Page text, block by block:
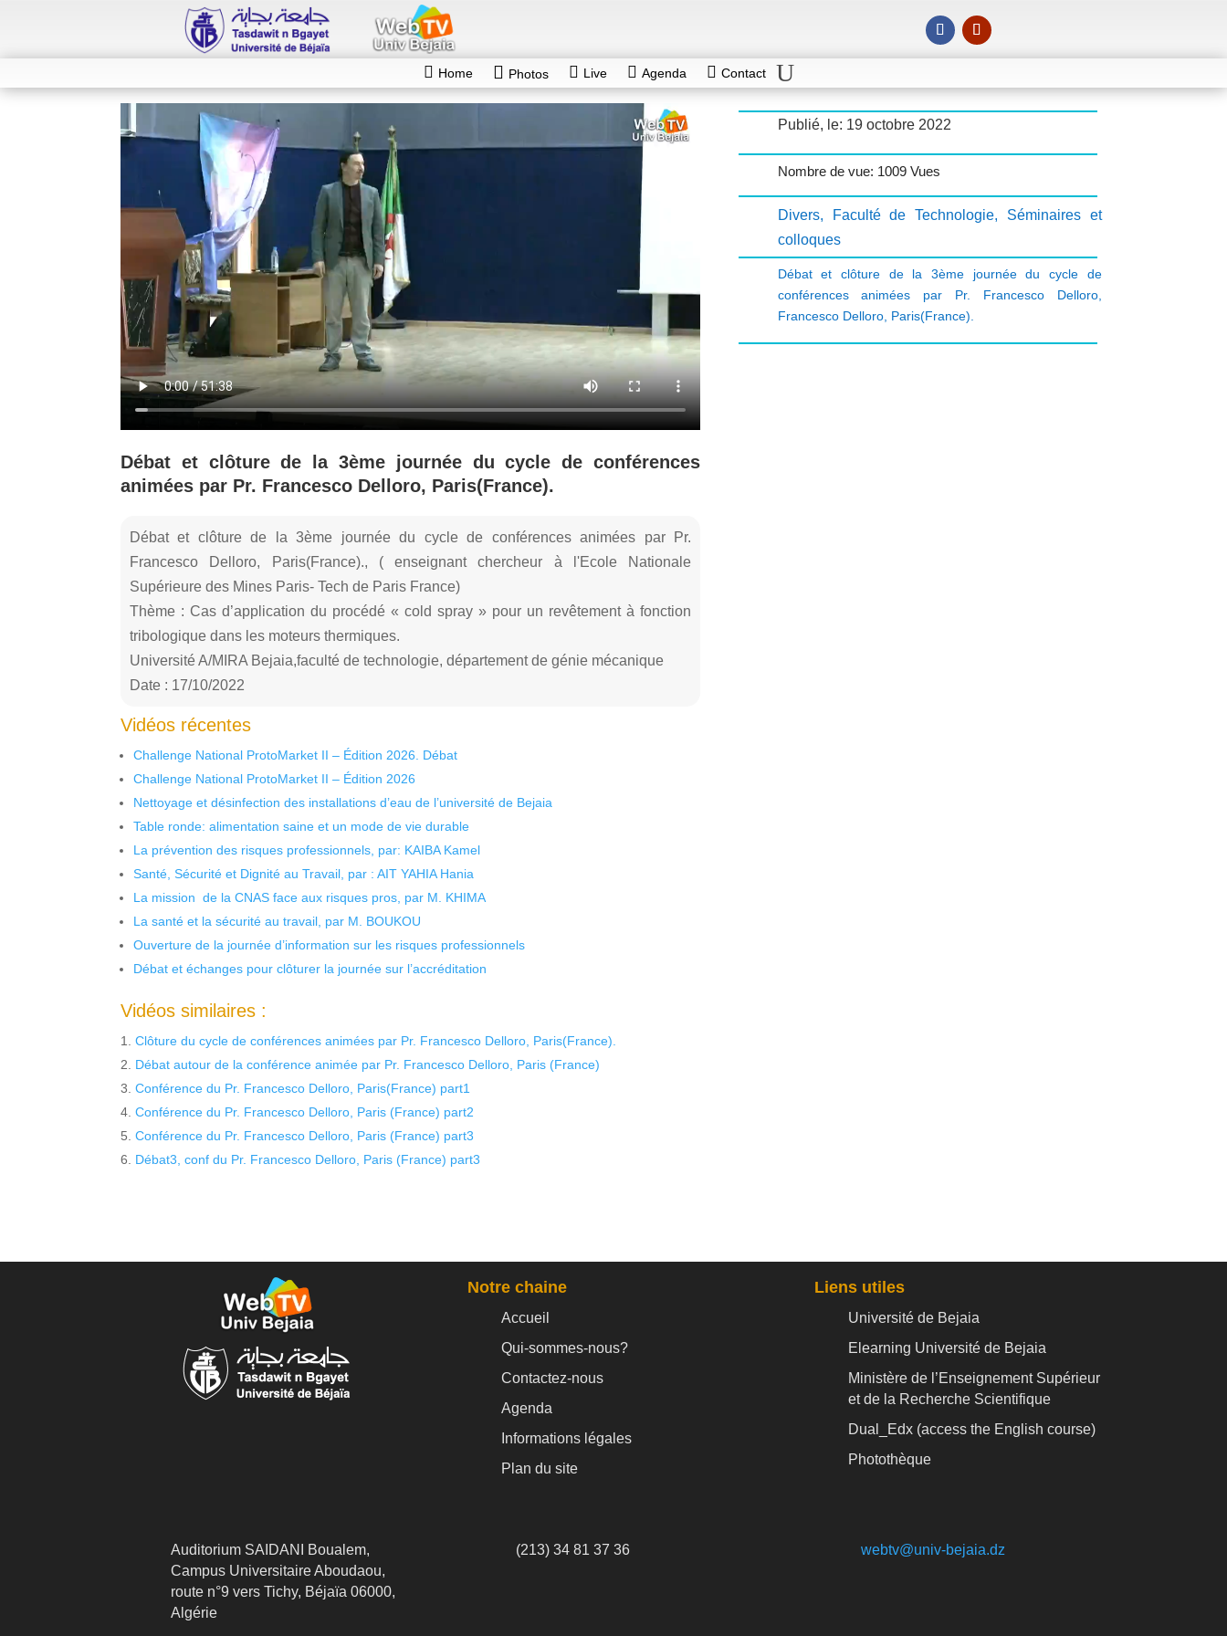
Home Photos Live Agenda Contact
Débat et clôture de la 3ème journée du cycle de conférences
animées par Pr. Francesco Delloro, Paris(France).
Débat et clôture de la 3ème journée du cycle de conférences animées par Pr.
Francesco Delloro, Paris(France)., ( enseignant chercheur à l'Ecole Nationale
Supérieure des Mines Paris- Tech de Paris France)
Thème : Cas d’application du procédé « cold spray » pour un revêtement à fonction
tribologique dans les moteurs thermiques.
Université A/MIRA Bejaia,faculté de technologie, département de génie mécanique
Date : 17/10/2022
Vidéos récentes
Challenge National ProtoMarket II – Édition 2026. Débat
Challenge National ProtoMarket II – Édition 2026
Nettoyage et désinfection des installations d’eau de l’université de Bejaia
Table ronde: alimentation saine et un mode de vie durable
La prévention des risques professionnels, par: KAIBA Kamel
Santé, Sécurité et Dignité au Travail, par : AIT YAHIA Hania
La mission de la CNAS face aux risques pros, par M. KHIMA
La santé et la sécurité au travail, par M. BOUKOU
Ouverture de la journée d’information sur les risques professionnels
Débat et échanges pour clôturer la journée sur l’accréditation
Vidéos similaires :
Clôture du cycle de conférences animées par Pr. Francesco Delloro, Paris(France).
Débat autour de la conférence animée par Pr. Francesco Delloro, Paris (France)
Conférence du Pr. Francesco Delloro, Paris(France) part1
Conférence du Pr. Francesco Delloro, Paris (France) part2
Conférence du Pr. Francesco Delloro, Paris (France) part3
Débat3, conf du Pr. Francesco Delloro, Paris (France) part3
Publié, le: 19 octobre 2022
Nombre de vue: 1009 Vues
Divers, Faculté de Technologie, Séminaires et
colloques
Débat et clôture de la 3ème journée du cycle de
conférences animées par Pr. Francesco Delloro,
Francesco Delloro, Paris(France).
Notre chaine
Accueil
Qui-sommes-nous?
Contactez-nous
Agenda
Informations légales
Plan du site
Liens utiles
Université de Bejaia
Elearning Université de Bejaia
Ministère de l’Enseignement Supérieur
et de la Recherche Scientifique
Dual_Edx (access the English course)
Photothèque
Auditorium SAIDANI Boualem,
Campus Universitaire Aboudaou,
route n°9 vers Tichy, Béjaïa 06000,
Algérie
(213) 34 81 37 36 webtv@univ-bejaia.dz